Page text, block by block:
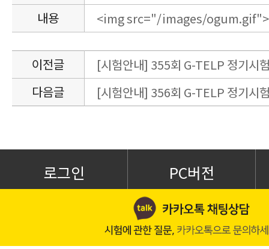
내용
<img src="/images/ogum.gif">
이전글
[시험안내] 355회 G-TELP 정기시
다음글
[시험안내] 356회 G-TELP 정기시
로그인 PC버전